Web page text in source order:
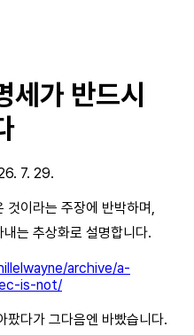
세가 반드시
7. 29.
것이라는 주장에 반박하며,
는 추상화로 설명합니다.
archive/a-
is-not/
팠다가 그다음엔 바빴습니다.